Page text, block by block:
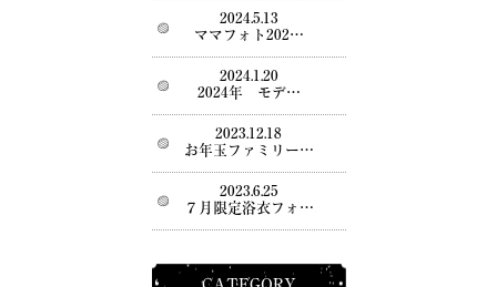
2024.5.13
ママフォト202…
2024.1.20
2024年 モデ…
2023.12.18
お年玉ファミリー…
2023.6.25
７月限定浴衣フォ…